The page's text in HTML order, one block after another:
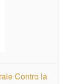
Contro la